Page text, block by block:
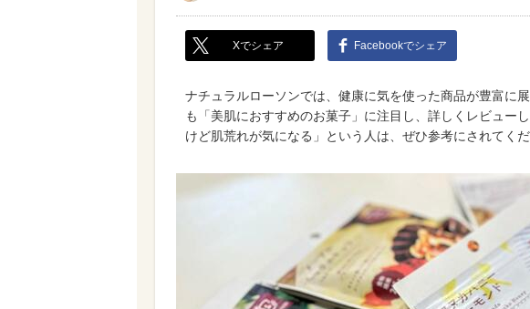
Xでシェア Facebookでシェア
ナチュラルローソンでは、健康に気を使った商品が豊富に
も「美肌におすすめのお菓子」に注目し、詳しくレビュー
けど肌荒れが気になる」という人は、ぜひ参考にされてくだ